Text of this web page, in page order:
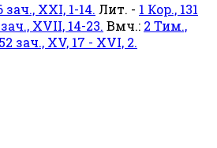
зач., XXI, 1-14. Лит. - 1 Кор., 131
XVII, 14-23. Вмч.: 2 Тим.,
зач., XV, 17 - XVI, 2.